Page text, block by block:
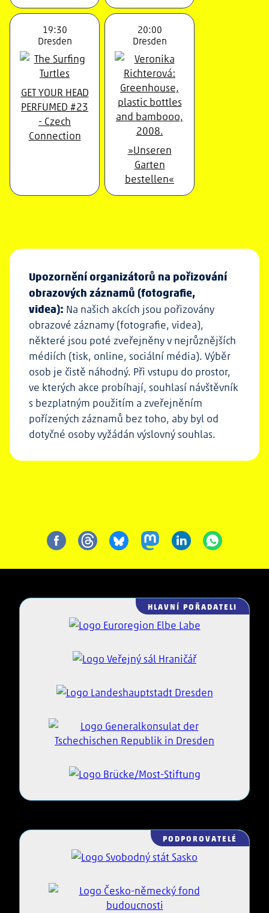
19:30
Dresden
GET YOUR HEAD
PERFUMED #23
- Czech
Connection
20:00
Dresden
»Unseren
Garten
bestellen«
Upozornění organizátorů na pořizování
obrazových záznamů (fotografie,
videa): Na našich akcích jsou pořizovány
obrazové záznamy (fotografie, videa),
některé jsou poté zveřejněny v nejrůznějších
médiích (tisk, online, sociální média). Výběr
osob je čistě náhodný. Při vstupu do prostor,
ve kterých akce probíhají, souhlasí návštěvník
s bezplatným použitím a zveřejněním
pořízených záznamů bez toho, aby byl od
dotyčné osoby vyžádán výslovný souhlas.